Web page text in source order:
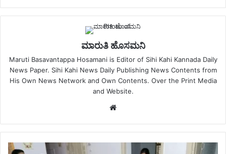
ಮಾರುತಿ ಹೊಸಮನಿ
Maruti Basavantappa Hosamani is Editor of Sihi Kahi Kannada Daily
News Paper. Sihi Kahi News Daily Publishing News Contents from
His Own News Network and Own Contents. Over the Print Media
and Website.
Website